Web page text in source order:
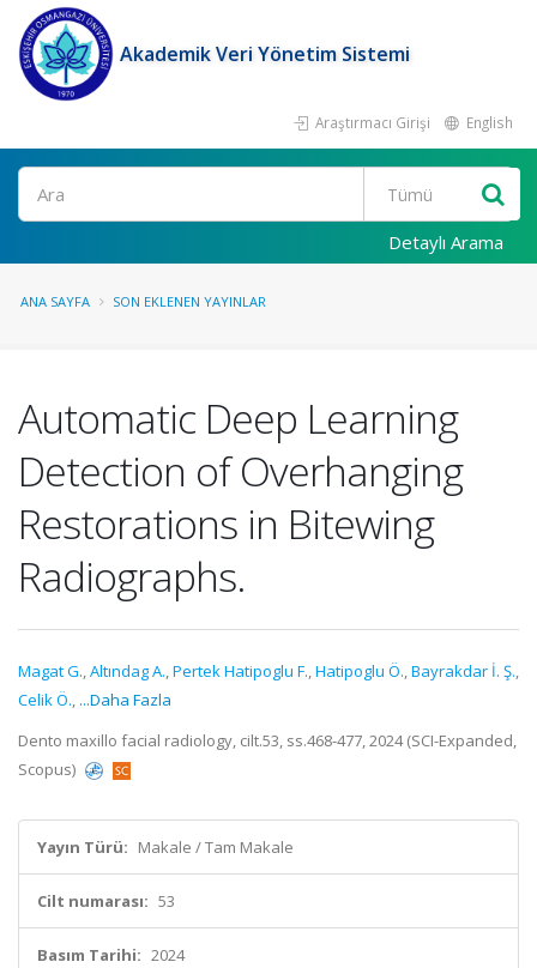
Akademik Veri Yönetim Sistemi
Araştırmacı Girişi English
Ara
Detaylı Arama
ANA SAYFA SON EKLENEN YAYINLAR
Automatic Deep Learning
Detection of Overhanging
Restorations in Bitewing
Radiographs.
Magat G.,Altındag A.,Pertek Hatipoglu F.,Hatipoglu Ö.,Bayrakdar İ. Ş.,
Celik Ö., ...Daha Fazla
Dento maxillo facial radiology, cilt.53, ss.468-477, 2024 (SCI-Expanded,
Scopus)
Yayın Türü: Makale / Tam Makale
Cilt numarası: 53
Basım Tarihi: 2024